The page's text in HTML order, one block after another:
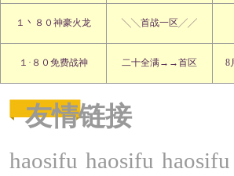
１丶８０神豪火龙 ╲╲首战一区╱╱
１·８０免费战神 二十全满→→首区 8
友情链接
haosifu haosifu haosifu